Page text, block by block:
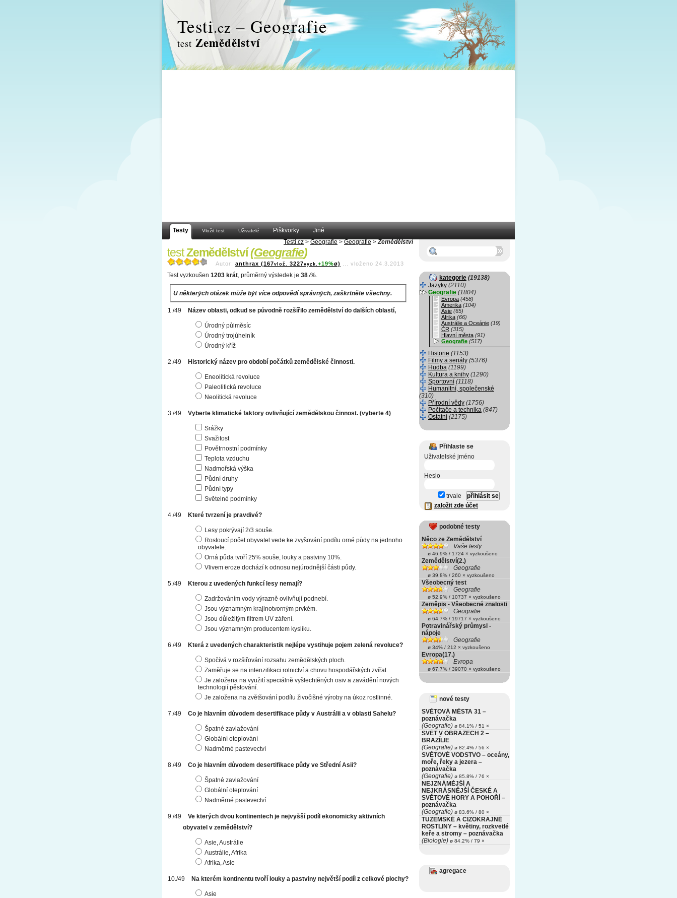
Testi.cz – Geografie
test Zemědělství
Testy Vložit test Uživatelé Piškvorky
Jiné
Testi.cz > Geografie > Geografie >Zemědělství
testZemědělství(Geografie)
Autor: anthrax (167vlož. 3227vyzk. +19%ø) vloženo 24.3.2013
Test vyzkoušen 1203 krát, průměrný výsledek je 38 .1%.
U některých otázek může být více odpovědí správných, zaškrtněte všechny.
Název oblasti, odkud se původně rozšířilo zemědělství do dalších oblastí,
Úrodný půlměsíc
Úrodný trojúhelník
Úrodný kříž
Historický název pro období počátků zemědělské činnosti.
Eneolitická revoluce
Paleolitická revoluce
Neolitická revoluce
Vyberte klimatické faktory ovlivňující zemědělskou činnost. (vyberte 4)
Srážky
Svažitost
Povětrnostní podmínky
Teplota vzduchu
Nadmořská výška
Půdní druhy
Půdní typy
Světelné podmínky
Které tvrzení je pravdivé?
Lesy pokrývají 2/3 souše.
Rostoucí počet obyvatel vede ke zvyšování podílu orné půdy na jednoho
obyvatele.
Orná půda tvoří 25% souše, louky a pastviny 10%.
Vlivem eroze dochází k odnosu nejúrodnější části půdy.
Kterou z uvedených funkcí lesy nemají?
Zadržováním vody výrazně ovlivňují podnebí.
Jsou významným krajinotvorným prvkém.
Jsou důležitým filtrem UV záření.
Jsou významným producentem kyslíku.
Která z uvedených charakteristik nejlépe vystihuje pojem zelená revoluce?
Spočívá v rozšiřování rozsahu zemědělských ploch.
Zaměřuje se na intenzifikaci rolnictví a chovu hospodářských zvířat.
Je založena na využití speciálně vyšlechtěných osiv a zavádění nových
technologií pěstování.
Je založena na zvětšování podílu živočišné výroby na úkoz rostlinné.
Co je hlavním důvodem desertifikace půdy v Austrálii a v oblasti Sahelu?
Špatné zavlažování
Globální oteplování
Nadměrné pastevectví
Co je hlavním důvodem desertifikace půdy ve Střední Asii?
Špatné zavlažování
Globální oteplování
Nadměrné pastevectví
Ve kterých dvou kontinentech je nejvyšší podíl ekonomicky aktivních
obyvatel v zemědělství?
Asie, Austrálie
Austrálie, Afrika
Afrika, Asie
Na kterém kontinentu tvoří louky a pastviny největší podíl z celkové plochy?
Asie
kategorie (19138)
Jazyky (2110)
Geografie (1804)
Evropa (458)
Amerika (104)
Asie (65)
Afrika (66)
Austrálie a Oceánie (19)
ČR (315)
Hlavní města (91)
Geografie (517)
Historie (1153)
Filmy a seriály (5376)
Hudba (1199)
Kultura a knihy (1290)
Sportovní (1118)
Humanitní, společenské
(310)
Přírodní vědy (1756)
Počítače a technika (847)
Ostatní (2175)
Přihlaste se
Uživatelské jméno
Heslo
trvale
založit zde účet
podobné testy
Něco ze Zemědělství
Vaše testy
ø 46.9% / 1724 × vyzkoušeno
Zemědělství(2.)
Geografie
ø 39.8% / 260 × vyzkoušeno
Všeobecný test
Geografie
ø 52.9% / 10737 × vyzkoušeno
Zeměpis - Všeobecné znalosti
Geografie
ø 64.7% / 19717 × vyzkoušeno
Potravinářský průmysl -
nápoje
Geografie
ø 34% / 212 × vyzkoušeno
Evropa(17.)
Evropa
ø 67.7% / 39070 × vyzkoušeno
nové testy
SVĚTOVÁ MĚSTA 31 –
poznávačka
(Geografie) ø 84.1% / 51 ×
SVĚT V OBRAZECH 2 –
BRAZÍLIE
(Geografie) ø 82.4% / 56 ×
SVĚTOVÉ VODSTVO – oceány,
moře, řeky a jezera –
poznávačka
(Geografie) ø 85.8% / 76 ×
NEJZNÁMĚJŠÍ A
NEJKRÁSNĚJŠÍ ČESKÉ A
SVĚTOVÉ HORY A POHOŘÍ –
poznávačka
(Geografie) ø 83.6% / 80 ×
TUZEMSKÉ A CIZOKRAJNÉ
ROSTLINY – květiny, rozkvetlé
keře a stromy – poznávačka
(Biologie) ø 84.2% / 79 ×
agregace